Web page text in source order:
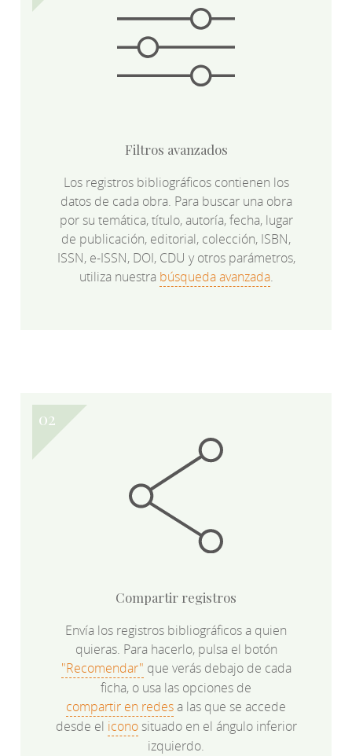
Filtros avanzados
Los registros bibliográficos contienen los
datos de cada obra. Para buscar una obra
por su temática, título, autoría, fecha, lugar
de publicación, editorial, colección, ISBN,
ISSN, e-ISSN, DOI, CDU y otros parámetros,
utiliza nuestra búsqueda avanzada.
Compartir registros
Envía los registros bibliográficos a quien
quieras. Para hacerlo, pulsa el botón
"Recomendar" que verás debajo de cada
ficha, o usa las opciones de
compartir en redesa las que se accede
desde el iconosituado en el ángulo inferior
izquierdo.